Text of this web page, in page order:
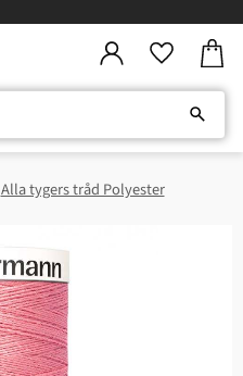
Alla tygers tråd Polyester